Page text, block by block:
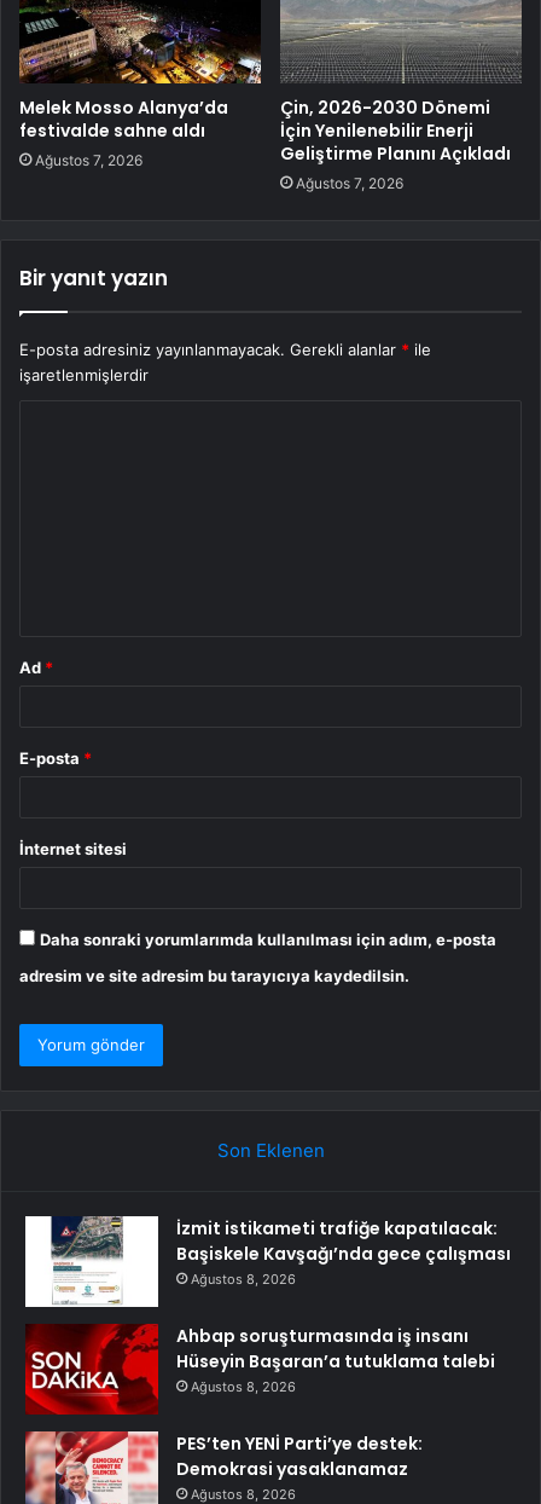
Melek Mosso Alanya’da
festivalde sahne aldı
Ağustos 7, 2026
Çin, 2026-2030 Dönemi
İçin Yenilenebilir Enerji
Geliştirme Planını Açıkladı
Ağustos 7, 2026
Bir yanıt yazın
E-posta adresiniz yayınlanmayacak. Gerekli alanlar * ile
işaretlenmişlerdir
Ad *
E-posta *
İnternet sitesi
Daha sonraki yorumlarımda kullanılması için adım, e-posta
adresim ve site adresim bu tarayıcıya kaydedilsin.
Son Eklenen
İzmit istikameti trafiğe kapatılacak:
Başiskele Kavşağı’nda gece çalışması
Ağustos 8, 2026
Ahbap soruşturmasında iş insanı
Hüseyin Başaran’a tutuklama talebi
Ağustos 8, 2026
PES’ten YENİ Parti’ye destek:
Demokrasi yasaklanamaz
Ağustos 8, 2026